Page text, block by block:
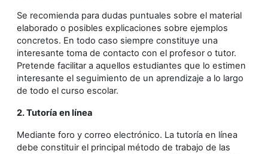
Se recomienda para dudas puntuales sobre el material
elaborado o posibles explicaciones sobre ejemplos
concretos. En todo caso siempre constituye una
interesante toma de contacto con el profesor o tutor.
Pretende facilitar a aquellos estudiantes que lo estimen
interesante el seguimiento de un aprendizaje a lo largo
de todo el curso escolar.
2. Tutoría en línea
Mediante foro y correo electrónico. La tutoría en línea
debe constituir el principal método de trabajo de las